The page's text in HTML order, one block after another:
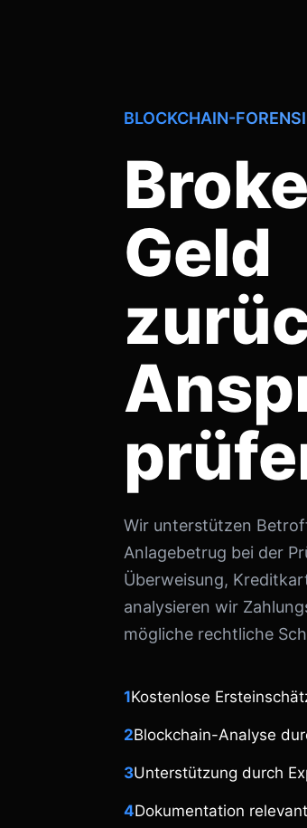
BLOCKCHAIN-
Geld
Wir unterstützen
Anlagebetrug bei der
Überweisung,
analysieren wir
mögliche rechtliche
1Kostenlose
2Blockchain-Analyse
3Unterstützung durch
4Dokumentation